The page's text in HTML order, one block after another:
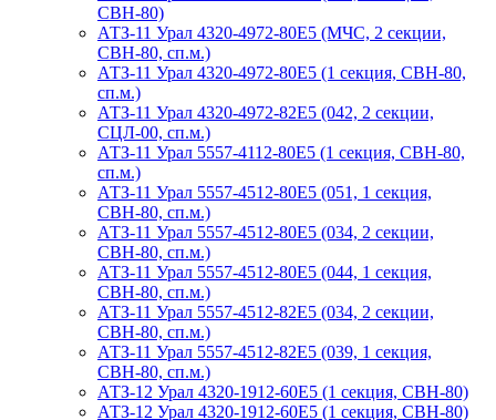
СВН-80)
АТЗ-11 Урал 4320-4972-80Е5 (МЧС, 2 секции,
СВН-80, сп.м.)
АТЗ-11 Урал 4320-4972-80Е5 (1 секция, СВН-80,
сп.м.)
АТЗ-11 Урал 4320-4972-82Е5 (042, 2 секции,
СЦЛ-00, сп.м.)
АТЗ-11 Урал 5557-4112-80Е5 (1 секция, СВН-80,
сп.м.)
АТЗ-11 Урал 5557-4512-80Е5 (051, 1 секция,
СВН-80, сп.м.)
АТЗ-11 Урал 5557-4512-80Е5 (034, 2 секции,
СВН-80, сп.м.)
АТЗ-11 Урал 5557-4512-80Е5 (044, 1 секция,
СВН-80, сп.м.)
АТЗ-11 Урал 5557-4512-82Е5 (034, 2 секции,
СВН-80, сп.м.)
АТЗ-11 Урал 5557-4512-82Е5 (039, 1 секция,
СВН-80, сп.м.)
АТЗ-12 Урал 4320-1912-60Е5 (1 секция, СВН-80)
АТЗ-12 Урал 4320-1912-60Е5 (1 секция, СВН-80)